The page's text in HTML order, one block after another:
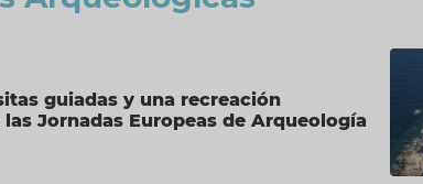
guiadas y una recreación
Jornadas Europeas de Arqueología